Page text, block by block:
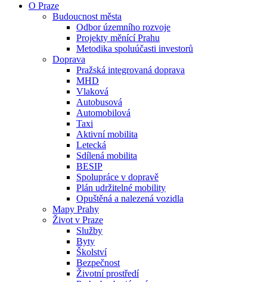
O Praze
Budoucnost města
Odbor územního rozvoje
Projekty měnící Prahu
Metodika spoluúčasti investorů
Doprava
Pražská integrovaná doprava
MHD
Vlaková
Autobusová
Automobilová
Taxi
Aktivní mobilita
Letecká
Sdílená mobilita
BESIP
Spolupráce v dopravě
Plán udržitelné mobility
Opuštěná a nalezená vozidla
Mapy Prahy
Život v Praze
Služby
Byty
Školství
Bezpečnost
Životní prostředí